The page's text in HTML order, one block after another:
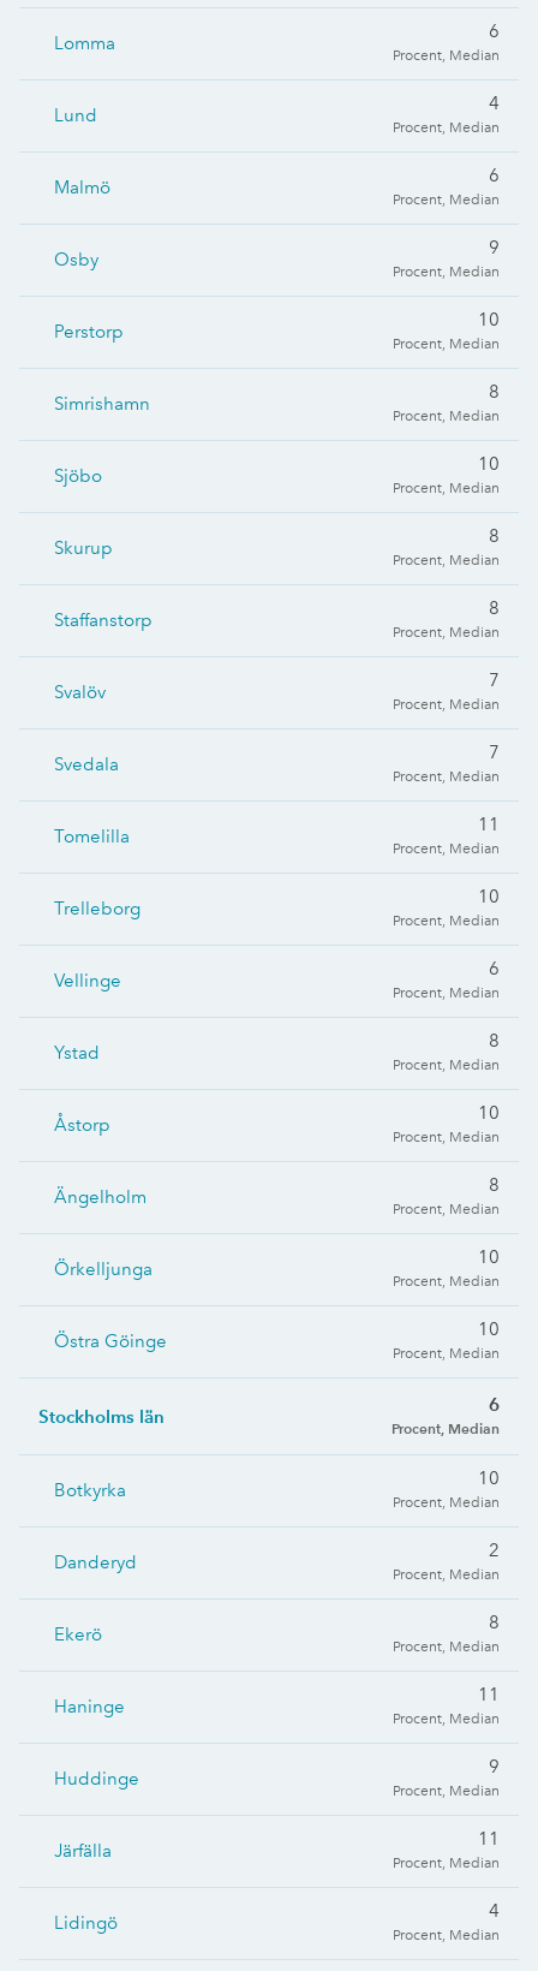
Lomma
6
Procent, Median
Lund
4
Procent, Median
Malmö
6
Procent, Median
Osby
9
Procent, Median
Perstorp
10
Procent, Median
Simrishamn
8
Procent, Median
Sjöbo
10
Procent, Median
Skurup
8
Procent, Median
Staffanstorp
8
Procent, Median
Svalöv
7
Procent, Median
Svedala
7
Procent, Median
Tomelilla
11
Procent, Median
Trelleborg
10
Procent, Median
Vellinge
6
Procent, Median
Ystad
8
Procent, Median
Åstorp
10
Procent, Median
Ängelholm
8
Procent, Median
Örkelljunga
10
Procent, Median
Östra Göinge
10
Procent, Median
Stockholms län
6
Procent, Median
Botkyrka
10
Procent, Median
Danderyd
2
Procent, Median
Ekerö
8
Procent, Median
Haninge
11
Procent, Median
Huddinge
9
Procent, Median
Järfälla
11
Procent, Median
Lidingö
4
Procent, Median